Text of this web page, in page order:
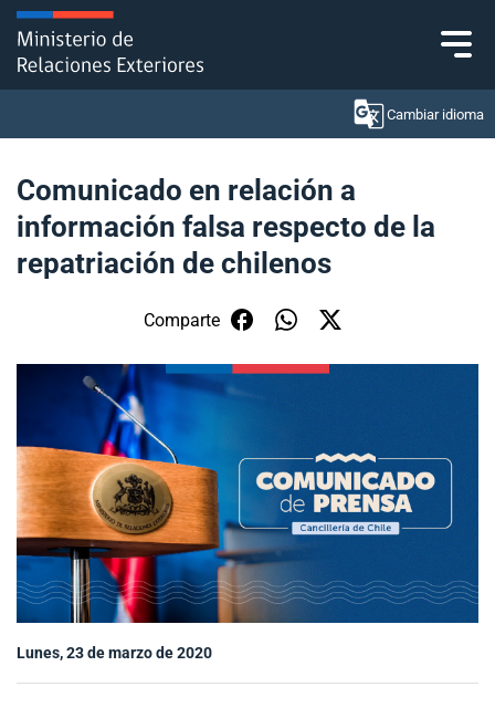
Click acá para ir directamente al contenido
Cambiar idioma
Ministerio
Política Exterior
Embajadas y consulados
Servicios ciudadanos
Subsecretaría de Relaciones Económicas
Internacionales
Sala de prensa
modo claro
Comunicado en relación a
información falsa respecto de la
repatriación de chilenos
Comparte
Lunes, 23 de marzo de 2020